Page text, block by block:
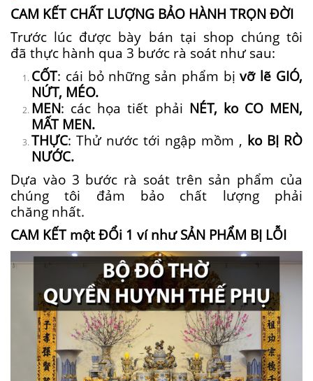
CAM KẾT CHẤT LƯỢNG BẢO HÀNH TRỌN ĐỜI
Trước lúc được bày bán tại shop chúng tôi
đã thực hành qua 3 bước rà soát như sau:
CỐT: cái bỏ những sản phẩm bị vỡ lẽ GIÓ,
NỨT, MÉO.
MEN: các họa tiết phải NÉT, ko CO MEN,
MẤT MEN.
THỰC: Thử nước tới ngập mồm , ko BỊ RÒ
NƯỚC.
Dựa vào 3 bước rà soáttrên sản phẩm của
chúng tôi đảm bảo chất lượng phải
chăng nhất.
CAM KẾT một ĐỔi 1 ví như SẢN PHẨM BỊ LỖI